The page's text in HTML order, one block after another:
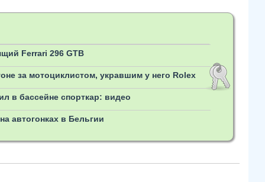
Ferrari 296 GTB
за мотоциклистом, укравшим у него Rolex
в бассейне спорткар: видео
автогонках в Бельгии